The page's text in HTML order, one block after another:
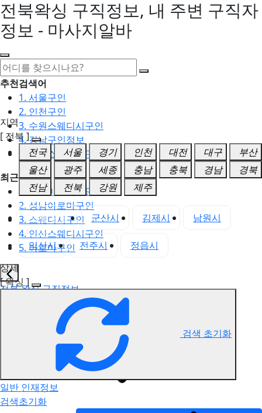
전북왁싱 구직정보, 내 주변 구직자
정보 - 마사지알바
추천검색어
1. 서울구인
2. 인천구인
3. 수원스웨디시구인
4. 강남구인정보
5. 동탄스웨디시구인
최근검색어
1. 일산마사지구인
2. 성남아로마구인
3. 스웨디시구인
4. 안산스웨디시구인
5. 아로마구인
전북 왁싱 구직정보
지역
[ 전북 ]
전국
서울 경기 인천 대전 대구
부산
울산
광주 세종 충남 충북 경남
경북
전남
전북 강원 제주
전북 전체 군산시 김제시 남원시
익산시 전주시
정읍시
상세
[ 왁싱 ]
검색 초기화
일반 인재정보
검색초기화